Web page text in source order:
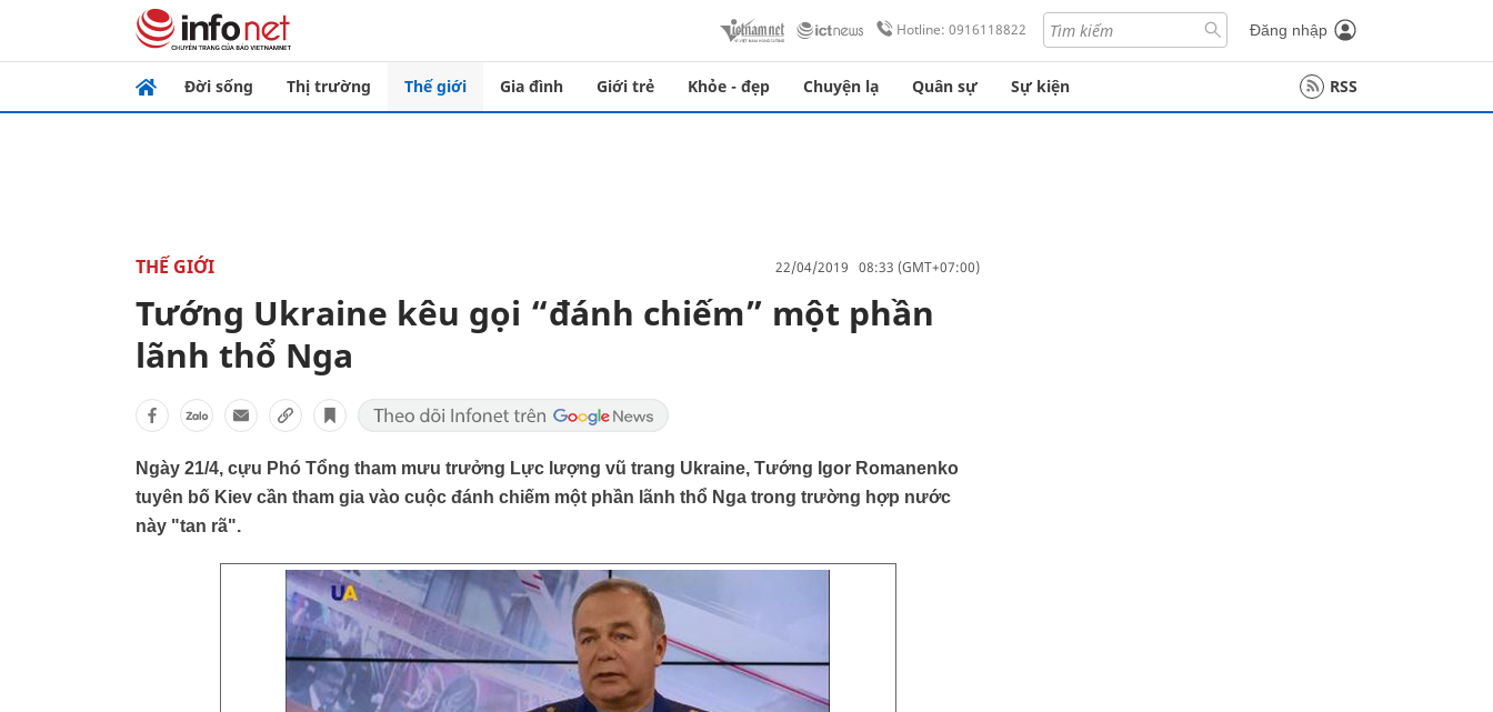
Hotline: 0916118822 Đăng nhập
Đời sống Thị trường Thế giới Gia đình Giới trẻ Khỏe - đẹp Chuyện lạ Quân sự Sự kiện RSS
THẾ GIỚI 22/04/2019 08:33 (GMT+07:00)
Tướng Ukraine kêu gọi “đánh chiếm” một phần
lãnh thổ Nga
Ngày 21/4, cựu Phó Tổng tham mưu trưởng Lực lượng vũ trang Ukraine, Tướng Igor Romanenko
tuyên bố Kiev cần tham gia vào cuộc đánh chiếm một phần lãnh thổ Nga trong trường hợp nước
này "tan rã".